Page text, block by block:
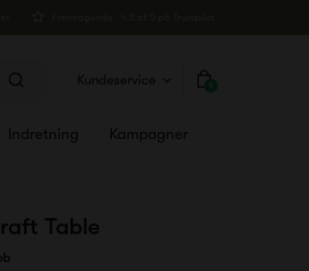
0
Kundeservice
Indretning Kampagner
Table